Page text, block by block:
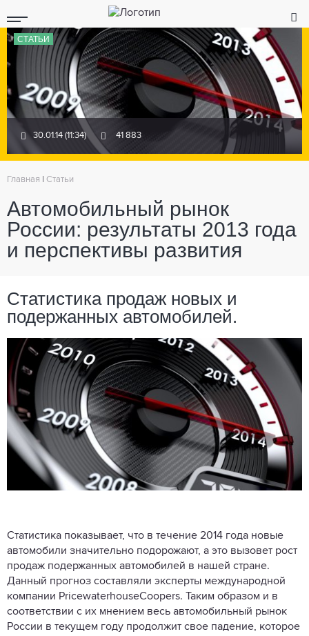
СТАТЬИ
30.01.14 (11:34) 41 883
Главная Статьи
Автомобильный рынок
России: результаты 2013 года
и перспективы развития
Статистика продаж новых и
подержанных автомобилей.
Статистика показывает, что в течение 2014 года новые
автомобили значительно подорожают, а это вызовет рост
продаж подержанных автомобилей в нашей стране.
Данный прогноз составляли эксперты международной
компании PricewaterhouseCoopers. Таким образом и в
соответствии с их мнением весь автомобильный рынок
России в текущем году продолжит свое падение, которое